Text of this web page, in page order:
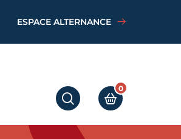
ESPACE ALTERNANCE
RECHERCHERMON PANIER
0